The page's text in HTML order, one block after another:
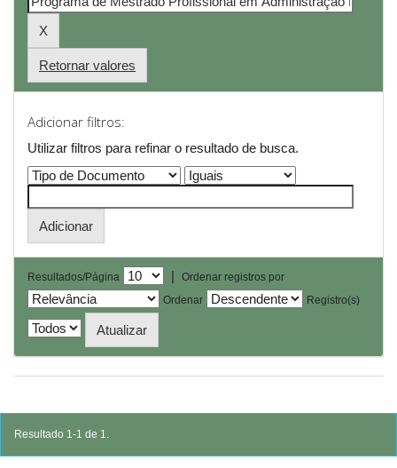
Retornar valores
Adicionar filtros:
Utilizar filtros para refinar o resultado de busca.
Resultados/Página |
Ordenar registros por
Ordenar
Registro(s)
Resultado 1-1 de 1.